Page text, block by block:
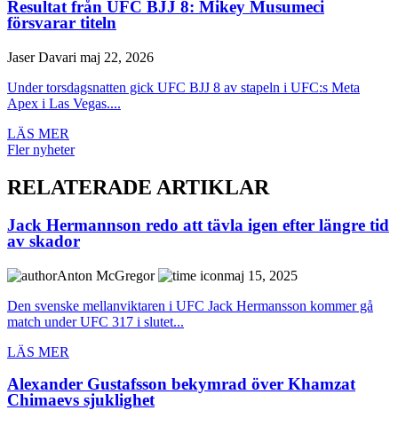
Resultat från UFC BJJ 8: Mikey Musumeci
försvarar titeln
Jaser Davari maj 22, 2026
Under torsdagsnatten gick UFC BJJ 8 av stapeln i UFC:s Meta
Apex i Las Vegas....
LÄS MER
Fler nyheter
RELATERADE ARTIKLAR
Jack Hermannson redo att tävla igen efter längre tid
av skador
Anton McGregor
maj 15, 2025
Den svenske mellanviktaren i UFC Jack Hermansson kommer gå
match under UFC 317 i slutet...
LÄS MER
Alexander Gustafsson bekymrad över Khamzat
Chimaevs sjuklighet